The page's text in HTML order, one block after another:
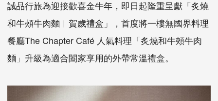
誠品行旅為迎接歡喜金牛年，即日起隆重呈獻「炙燒
和牛頰牛肉麵︱賀歲禮盒」，首度將一樓無國界料理
餐廳The Chapter Café 人氣料理「炙燒和牛頰牛肉
麵」升級為適合闔家享用的外帶常溫禮盒。